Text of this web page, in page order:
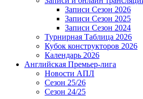
Записи Сезон 2026
Записи Сезон 2025
Записи Сезон 2024
Турнирная Таблица 2026
Кубок конструкторов 2026
Календарь 2026
Английская Премьер-лига
Новости АПЛ
Сезон 25/26
Сезон 24/25